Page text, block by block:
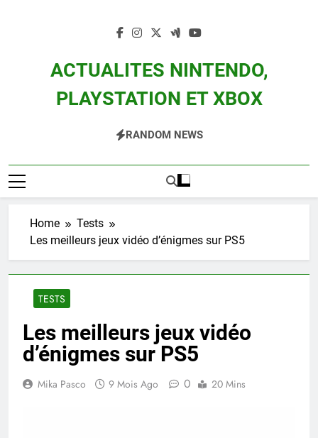
ACTUALITES NINTENDO,
PLAYSTATION ET XBOX
Zelda, Splatoon, Pokemon Entre Autres
RANDOM NEWS
Home
Tests
Les meilleurs jeux vidéo d’énigmes sur PS5
TESTS
Les meilleurs jeux vidéo
d’énigmes sur PS5
Mika Pasco 9 Mois Ago 0 20 Mins